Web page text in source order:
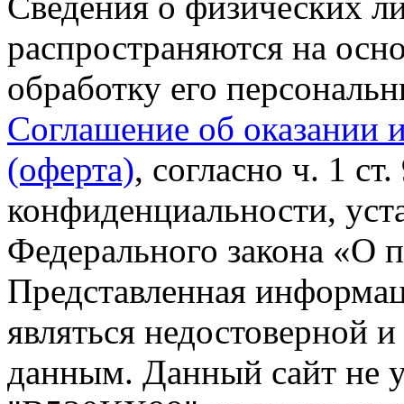
распространяются на
обработку его
Соглашение об оказании
(оферта), согласно ч. 1
конфиденциальности,
Федерального закона «О
Представленная
являться недостоверной
данным. Данный сайт не